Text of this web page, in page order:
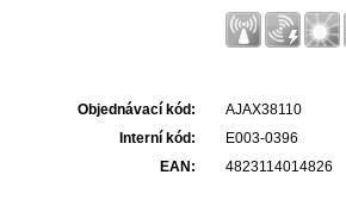
Objednávací kód:
AJAX38110
Interní kód:
E003-0396
EAN:
4823114014826